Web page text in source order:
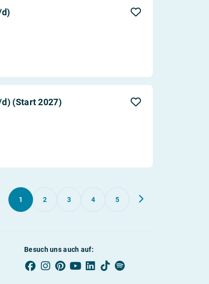
(Start 2027)
1 2 3 4 5
Besuch uns auch auf: